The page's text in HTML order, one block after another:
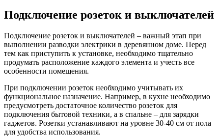
Подключение розеток и выключателей
Подключение розеток и выключателей – важный этап при
выполнении разводки электрики в деревянном доме. Перед
тем как приступить к установке, необходимо тщательно
продумать расположение каждого элемента и учесть все
особенности помещения.
При подключении розеток необходимо учитывать их
функциональное назначение. Например, в кухне необходимо
предусмотреть достаточное количество розеток для
подключения бытовой техники, а в спальне – для зарядки
гаджетов. Розетки устанавливают на уровне 30-40 см от пола
для удобства использования.